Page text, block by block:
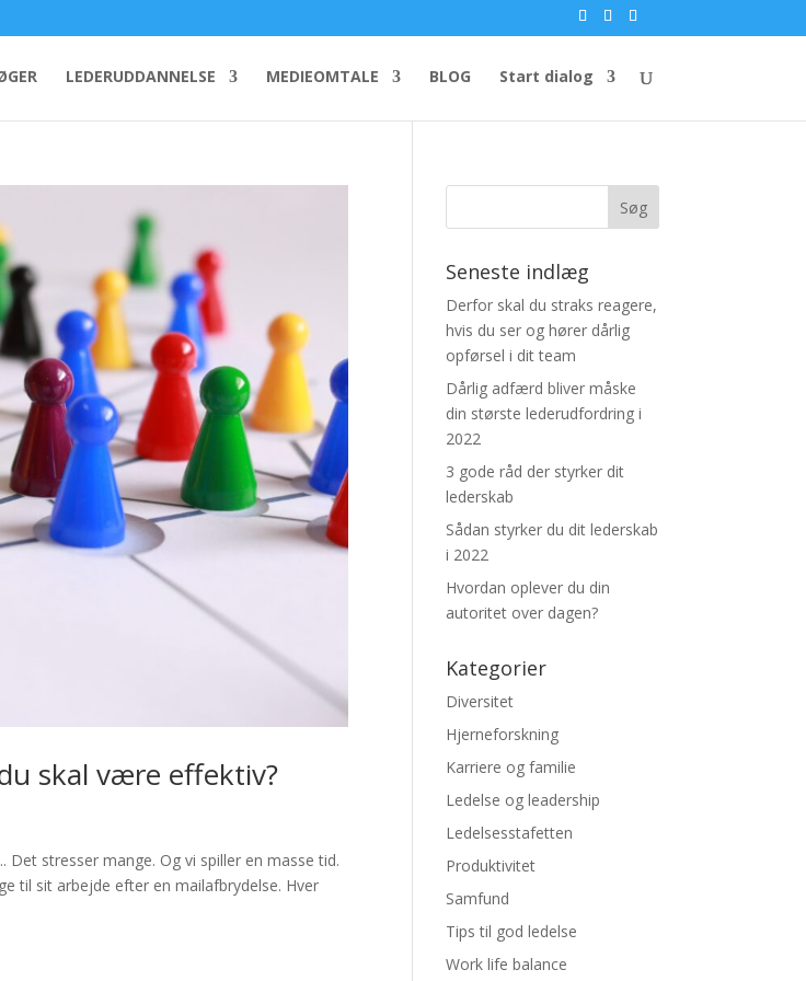
LEDERUDDANNELSE MEDIEOMTALE BLOG Start dialog
skal være effektiv?
stresser mange. Og vi spiller en masse tid.
til sit arbejde efter en mailafbrydelse. Hver
Seneste indlæg
Derfor skal du straks reagere,
hvis du ser og hører dårlig
opførsel i dit team
Dårlig adfærd bliver måske
din største lederudfordring i
2022
3 gode råd der styrker dit
lederskab
Sådan styrker du dit lederskab
i 2022
Hvordan oplever du din
autoritet over dagen?
Kategorier
Diversitet
Hjerneforskning
Karriere og familie
Ledelse og leadership
Ledelsesstafetten
Produktivitet
Samfund
Tips til god ledelse
Work life balance